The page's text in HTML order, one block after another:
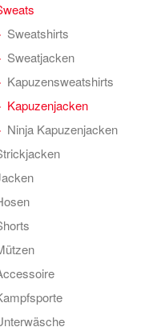
Sweatshirts
Sweatjacken
Kapuzensweatshirts
Kapuzenjacken
Ninja Kapuzenjacken